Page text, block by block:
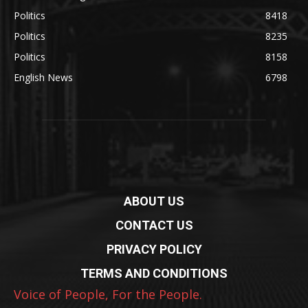
Politics
8418
Politics
8235
Politics
8158
English News
6798
ABOUT US
CONTACT US
PRIVACY POLICY
TERMS AND CONDITIONS
Voice of People, For the People.